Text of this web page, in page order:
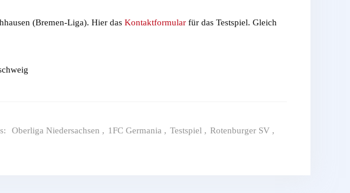
(Bremen-Liga). Hier das Kontaktformular für das Testspiel. Gleich
Oberliga Niedersachsen , 1FC Germania , Testspiel , Rotenburger SV ,